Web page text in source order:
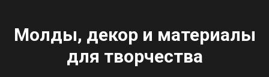
Молды, декор и материалы
для творчества